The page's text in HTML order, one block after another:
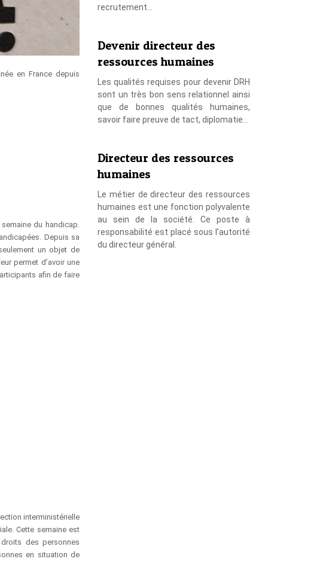
en France depuis
du handicap.
Depuis sa
un objet de
permet d’avoir une
afin de faire
interministérielle
Cette semaine est
des personnes
en situation de
recrutement…
Devenir directeur des
ressources humaines
Les qualités requises pour devenir DRH
sont un très bon sens relationnel ainsi
que de bonnes qualités humaines,
savoir faire preuve de tact, diplomatie…
Directeur des ressources
humaines
Le métier de directeur des ressources
humaines est une fonction polyvalente
au sein de la société. Ce poste à
responsabilité est placé sous l’autorité
du directeur général.